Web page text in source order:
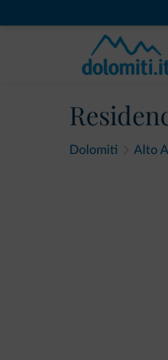
Dolomiti Alto